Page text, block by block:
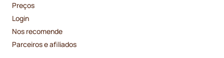
Preços
Login
Nos recomende
Parceiros e afiliados